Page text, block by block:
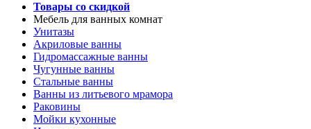
Товары со скидкой
Мебель для ванных комнат
Унитазы
Акриловые ванны
Гидромассажные ванны
Чугунные ванны
Стальные ванны
Ванны из литьевого мрамора
Раковины
Мойки кухонные